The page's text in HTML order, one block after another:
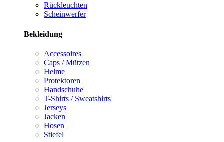
Rückleuchten
Scheinwerfer
Bekleidung
Accessoires
Caps / Mützen
Helme
Protektoren
Handschuhe
T-Shirts / Sweatshirts
Jerseys
Jacken
Hosen
Stiefel